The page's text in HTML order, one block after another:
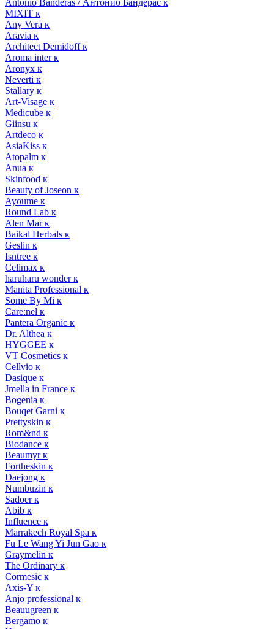
Antonio Banderas / Антонио Бандерас к
MIXIT к
Any Vera к
Aravia к
Architect Demidoff к
Aroma inter к
Aronyx к
Neverti к
Stallary к
Art-Visage к
Medicube к
Giinsu к
Artdeco к
AsiaKiss к
Atopalm к
Anua к
Skinfood к
Beauty of Joseon к
Ayoume к
Round Lab к
Alen Mar к
Baikal Herbals к
Geslin к
Isntree к
Celimax к
haruharu wonder к
Manita Professional к
Some By Mi к
Care:nel к
Pantera Organic к
Dr. Althea к
HYGGEE к
VT Cosmetics к
Cellvio к
Dasique к
Jmella in France к
Bogenia к
Bouqet Garni к
Prettyskin к
Rom&nd к
Biodance к
Beaumyr к
Fortheskin к
Daejong к
Numbuzin к
Sadoer к
Abib к
Influence к
Marrakech Royal Spa к
Fu Le Wang Yi Jun Gao к
Graymelin к
The Ordinary к
Cormesic к
Axis-Y к
Anjo professional к
Beauugreen к
Bergamo к